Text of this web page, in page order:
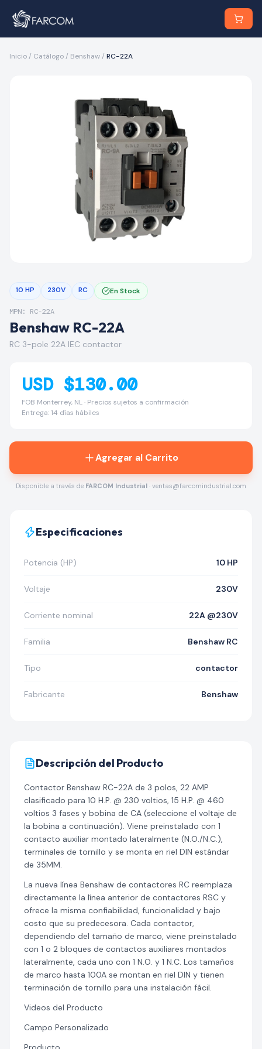
Inicio / Catálogo / Benshaw / RC-22A
10 HP 230V RC En Stock
MPN: RC-22A
Benshaw RC-22A
RC 3-pole 22A IEC contactor
USD $130.00
FOB Monterrey, NL · Precios sujetos a confirmación
Entrega: 14 días hábiles
Agregar al Carrito
Disponible a través de FARCOM Industrial · ventas@farcomindustrial.com
Especificaciones
Potencia (HP) 10 HP
Voltaje 230V
Corriente nominal 22A @230V
Familia Benshaw RC
Tipo contactor
Fabricante Benshaw
Descripción del Producto
Contactor Benshaw RC-22A de 3 polos, 22 AMP
clasificado para 10 H.P. @ 230 voltios, 15 H.P. @ 460
voltios 3 fases y bobina de CA (seleccione el voltaje de
la bobina a continuación). Viene preinstalado con 1
contacto auxiliar montado lateralmente (N.O./N.C.),
terminales de tornillo y se monta en riel DIN estándar
de 35MM.
La nueva línea Benshaw de contactores RC reemplaza
directamente la línea anterior de contactores RSC y
ofrece la misma confiabilidad, funcionalidad y bajo
costo que su predecesora. Cada contactor,
dependiendo del tamaño de marco, viene preinstalado
con 1 o 2 bloques de contactos auxiliares montados
lateralmente, cada uno con 1 N.O. y 1 N.C. Los tamaños
de marco hasta 100A se montan en riel DIN y tienen
terminación de tornillo para una instalación fácil.
Videos del Producto
Campo Personalizado